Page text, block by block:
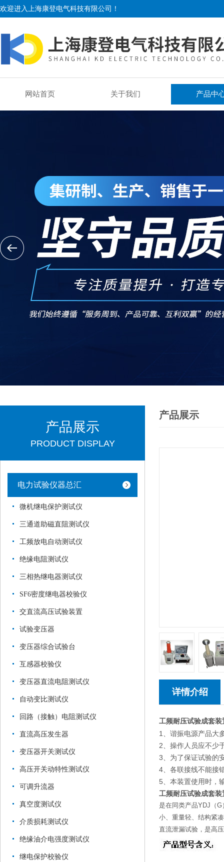
欢迎进入上海康登电气科技有限公司！
网站首页 关于我们 产品中
产品展示
PRODUCT DISPLAY
电力试验仪器总汇
微机继电保护测试仪
三通道助磁直阻测试仪
工频放电自动测试仪
绝缘电阻测试仪
三相热继电器测试仪
SF6密度继电器校验仪
交直流高压试验装置
试验变压器
变压器综合试验台
互感器校验仪
变压器直流电阻测试仪
自动变比测试仪
回路（接触）电阻测试仪
直流高压发生器
变压器开关测试仪
高压开关动特性测试仪
可调升流器
真空度测试仪
介质损耗测试仪
绝缘油介电强度测试仪
继电保护校验仪
产品展示
详情介绍
工频耐压试验成套
1、谐振电源产品大
2、操作人员应不少
3、为了保证试验的
4、各联接线不能接
5、本装置使用时，
工频耐压试验成套
是在同类产品YDJ（
小、重量轻、结构紧
直流泄漏试验，是高